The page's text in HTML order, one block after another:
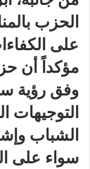
الحزب
على
مؤكداً أن
وفق رؤية
التوجيهات
الشباب
سواء على